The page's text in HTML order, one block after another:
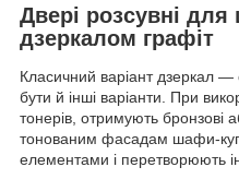
Двері розсувні
дзеркалом графіт
Класичний варіант дзеркал —
бути й інші варіанти. При
тонерів, отримують бронзові
тонованим фасадам шафи-
елементами і перетворюють